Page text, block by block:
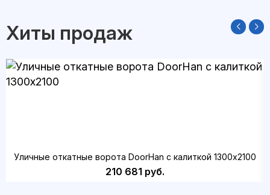
Хиты продаж
Уличные откатные ворота DoorHan с калиткой 1300х2100
210 681 руб.